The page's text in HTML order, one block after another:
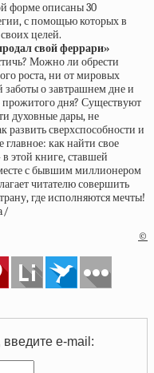
форме описаны 30
с помощью которых в
целей.
свой феррари»
Можно ли обрести
роста, ни от мировых
заботы о завтрашнем дне и
прожитого дня? Существуют
духовные дары, не
развить сверхспособности и
как найти свое
этой книге, ставшей
с бывшим миллионером
читателю совершить
где исполняются мечты!
©
e-mail: